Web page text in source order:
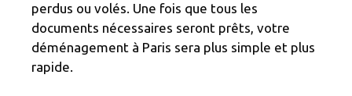
perdus ou volés. Une fois que tous les
documents nécessaires seront prêts, votre
déménagement à Paris sera plus simple et plus
rapide.